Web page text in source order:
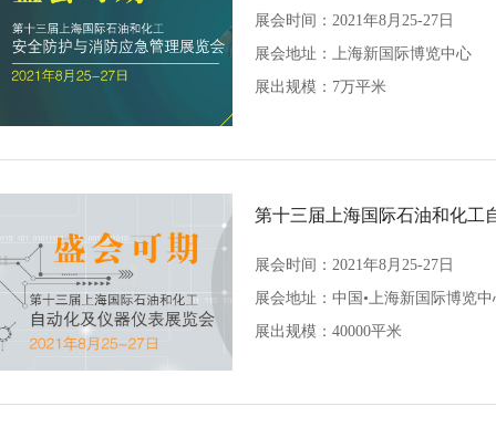
展会时间：2021年8月25-27日
展会地址： 上海新国际博览中心
展出规模：7万平米
第十三届上海国际石油和化工
展会时间：2021年8月25-27日
展会地址： 中国•上海新国际博览中
展出规模：40000平米